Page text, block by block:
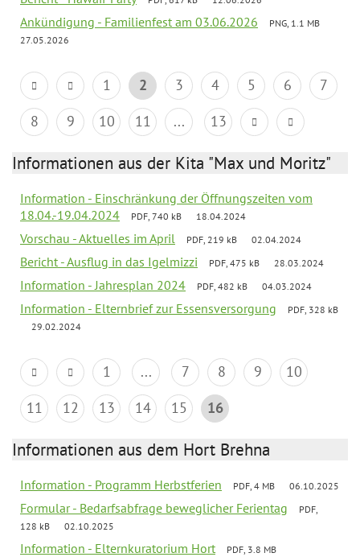
Ankündigung - Familienfest am 03.06.2026
PNG, 1.1 MB
27.05.2026
1 2 3 4 5 6
7
8
9 10 11 ... 13
Informationen aus der Kita "Max und Moritz"
Information - Einschränkung der Öffnungszeiten vom
18.04.-19.04.2024
PDF, 740 kB 18.04.2024
Vorschau - Aktuelles im April PDF, 219 kB 02.04.2024
Bericht - Ausflug in das Igelmizzi PDF, 475 kB 28.03.2024
Information - Jahresplan 2024 PDF, 482 kB 04.03.2024
Information - Elternbrief zur Essensversorgung
PDF, 328 kB
29.02.2024
1 ... 7 8 9
10
11
12 13 14 15 16
Informationen aus dem Hort Brehna
Information - Programm Herbstferien PDF, 4 MB 06.10.2025
Formular - Bedarfsabfrage beweglicher Ferientag
PDF,
128 kB
02.10.2025
Information - Elternkuratorium Hort
PDF, 3.8 MB